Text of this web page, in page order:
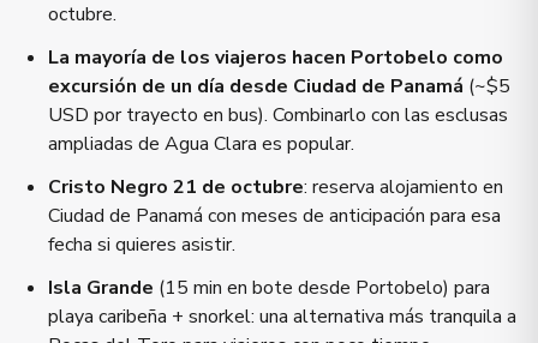
octubre.
La mayoría de los viajeros hacen Portobelo como
excursión de un día desde Ciudad de Panamá (~$5
USD por trayecto en bus). Combinarlo con las esclusas
ampliadas de Agua Clara es popular.
Cristo Negro 21 de octubre: reserva alojamiento en
Ciudad de Panamá con meses de anticipación para esa
fecha si quieres asistir.
Isla Grande (15 min en bote desde Portobelo) para
playa caribeña + snorkel: una alternativa más tranquila a